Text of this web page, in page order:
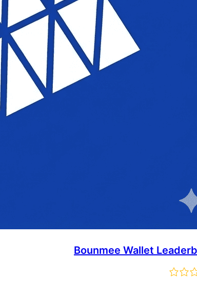
Bounmee Wallet